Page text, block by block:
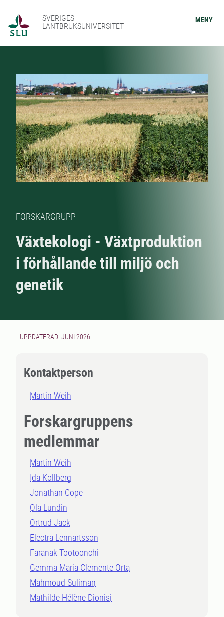
SVERIGES
LANTBRUKSUNIVERSITET
MENY
FORSKARGRUPP
Växtekologi - Växtproduktion
i förhållande till miljö och
genetik
UPPDATERAD: JUNI 2026
Kontaktperson
Martin Weih
Forskargruppens
medlemmar
Martin Weih
Ida Kollberg
Jonathan Cope
Ola Lundin
Ortrud Jack
Electra Lennartsson
Faranak Tootoonchi
Gemma Maria Clemente Orta
Mahmoud Suliman
Mathilde Hélène Dionisi